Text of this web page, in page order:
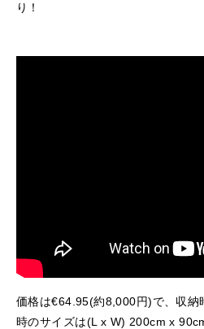
り！
価格は€64.95(約8,000円)で、収納
時のサイズは(L x W) 200cm x